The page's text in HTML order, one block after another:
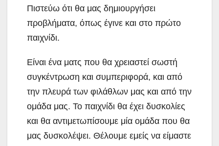
Πιστεύω ότι θα μας δημιουργήσει
προβλήματα, όπως έγινε και στο πρώτο
παιχνίδι.
Είναι ένα ματς που θα χρειαστεί σωστή
συγκέντρωση και συμπεριφορά, και από
την πλευρά των φιλάθλων μας και από την
ομάδα μας. Το παιχνίδι θα έχει δυσκολίες
και θα αντιμετωπίσουμε μία ομάδα που θα
μας δυσκολέψει. Θέλουμε εμείς να είμαστε